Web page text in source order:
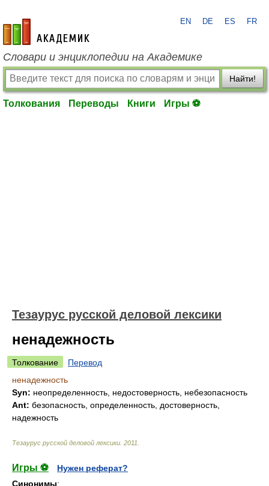
academic.ru
EN DE ES FR
Словари и энциклопедии на Академике
Найти!
Толкования Переводы Книги Игры ⚽
Тезаурус русской деловой лексики
ненадежность
Толкование
Перевод
ненадежность
Syn: неопределенность, недостоверность, небезопасность
Ant: безопасность, определенность, достоверность,
надежность
Тезаурус русской деловой лексики 2011
Игры ⚽
Нужен реферат?
Синонимы: